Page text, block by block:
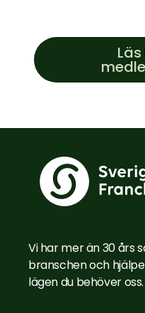
Vi har mer än 30 års
branschen och
lägen du behöver oss.